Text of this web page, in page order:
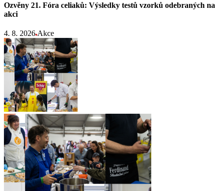
Ozvěny 21. Fóra celiaků: Výsledky testů vzorků odebraných na
akci
4. 8. 2026 Akce